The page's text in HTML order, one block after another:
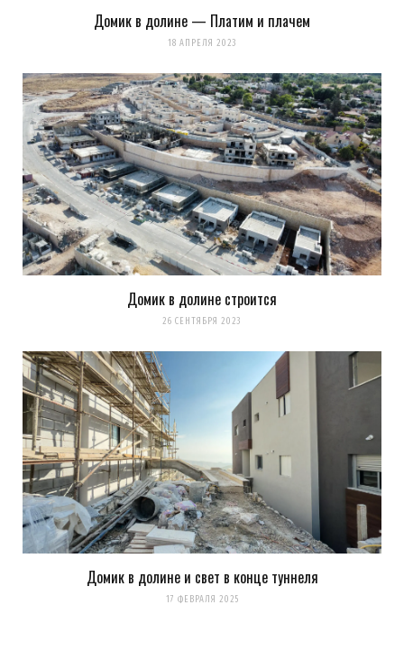
Домик в долине — Платим и плачем
18 АПРЕЛЯ 2023
Домик в долине строится
26 СЕНТЯБРЯ 2023
Домик в долине и свет в конце туннеля
17 ФЕВРАЛЯ 2025